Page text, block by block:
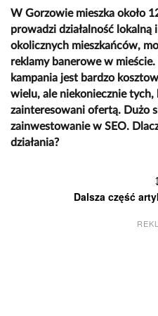
W Gorzowie mieszka około
prowadzi działalność
okolicznych mieszkańców,
reklamy banerowe w
kampania jest bardzo
wielu, ale niekoniecznie
zainteresowani ofertą. Dużo
zainwestowanie w SEO.
działania?
Dalsza część